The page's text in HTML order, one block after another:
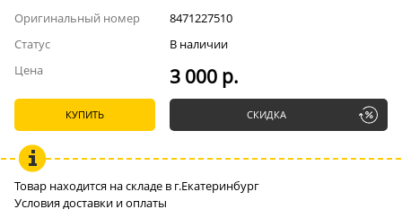
Оригинальный номер
8471227510
Статус
В наличии
Цена
3 000 р.
КУПИТЬ СКИДКА
Товар находится на складе в г.Екатеринбург
Условия доставки и оплаты